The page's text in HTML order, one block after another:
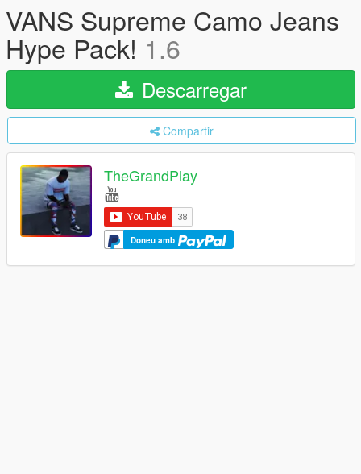
VANS Supreme Camo Jeans
Hype Pack! 1.6
Descarregar
Compartir
TheGrandPlay
Doneu amb